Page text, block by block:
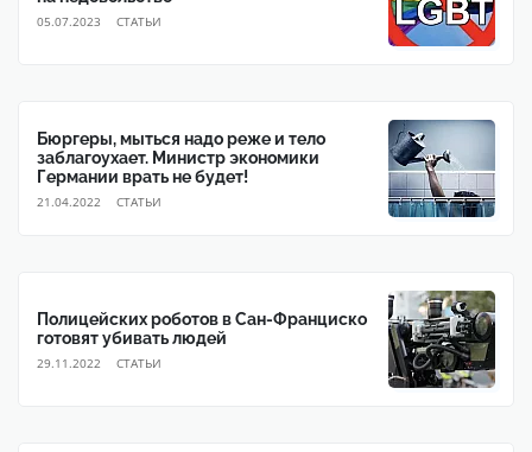
05.07.2023 CТАТЬИ
Бюргеры, мыться надо реже и тело
заблагоухает. Министр экономики
Германии врать не будет!
21.04.2022 CТАТЬИ
Полицейских роботов в Сан-Франциско
готовят убивать людей
29.11.2022 CТАТЬИ